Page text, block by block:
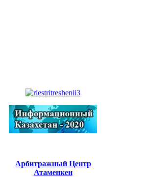
Арбитражный Центр
Атаменкен